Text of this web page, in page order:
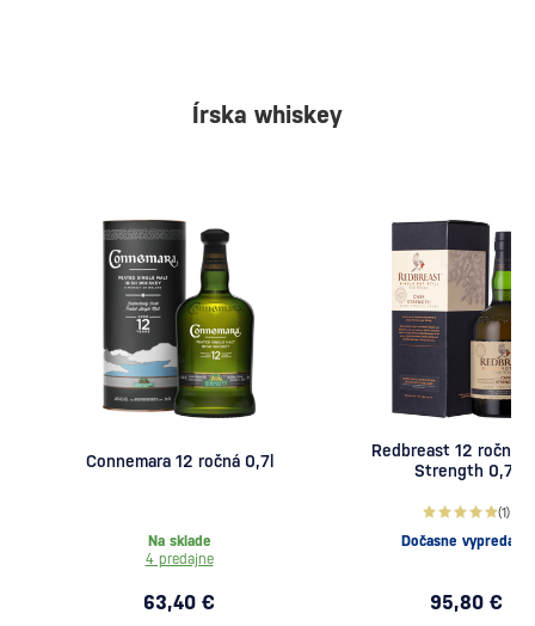
Írska whiskey
Connemara 12 ročná 0,7l
Na sklade
4 predajne
63,40 €
Redbreast 12 ročná
Strength 0,7l
(1)
Dočasne vypredané
95,80 €